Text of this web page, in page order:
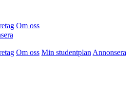
Om oss
Om oss Min studentplan Annonsera